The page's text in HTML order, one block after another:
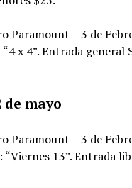
Paramount – 3 de
“4 x 4”. Entrada
mayo
Paramount – 3 de
“Viernes 13”. Entrada